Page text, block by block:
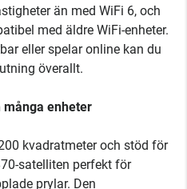
än med WiFi 6, och
med äldre WiFi-enheter.
eller spelar online kan du
överallt.
många enheter
kvadratmeter och stöd för
satelliten perfekt för
prylar. Den